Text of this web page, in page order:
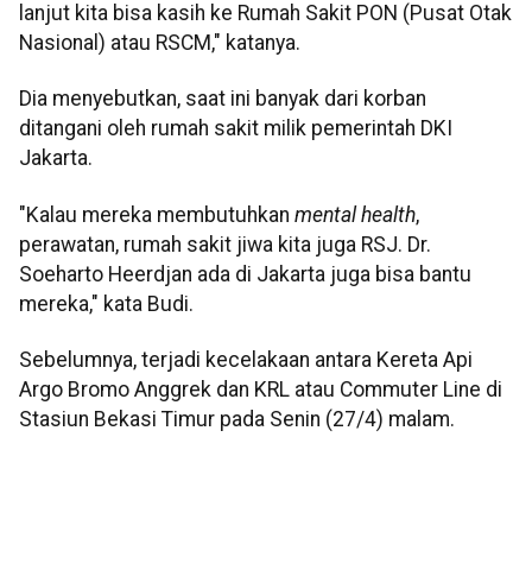
lanjut kita bisa kasih ke Rumah Sakit PON (Pusat Otak
Nasional) atau RSCM," katanya.
Dia menyebutkan, saat ini banyak dari korban
ditangani oleh rumah sakit milik pemerintah DKI
Jakarta.
"Kalau mereka membutuhkan mental health,
perawatan, rumah sakit jiwa kita juga RSJ. Dr.
Soeharto Heerdjan ada di Jakarta juga bisa bantu
mereka," kata Budi.
Sebelumnya, terjadi kecelakaan antara Kereta Api
Argo Bromo Anggrek dan KRL atau Commuter Line di
Stasiun Bekasi Timur pada Senin (27/4) malam.